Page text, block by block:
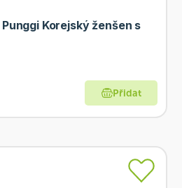
Korejský ženšen s
Přidat